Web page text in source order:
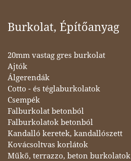
Burkolat, Építőanyag
20mm vastag gres burkolat
Ajtók
Álgerendák
Cotto - és téglaburkolatok
Csempék
Falburkolat betonból
Falburkolatok betonból
Kandalló keretek, kandallószett
Kovácsoltvas korlátok
Műkő, terrazzo, beton burkolatok